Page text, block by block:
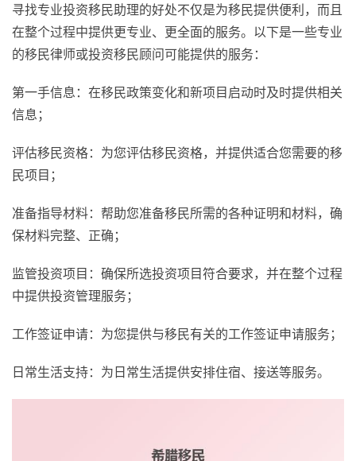
寻找专业投资移民助理的好处不仅是为移民提供便利，而且
在整个过程中提供更专业、更全面的服务。以下是一些专业
的移民律师或投资移民顾问可能提供的服务：
第一手信息：在移民政策变化和新项目启动时及时提供相关
信息；
评估移民资格：为您评估移民资格，并提供适合您需要的移
民项目；
准备指导材料：帮助您准备移民所需的各种证明和材料，确
保材料完整、正确；
监管投资项目：确保所选投资项目符合要求，并在整个过程
中提供投资管理服务；
工作签证申请：为您提供与移民有关的工作签证申请服务；
日常生活支持：为日常生活提供安排住宿、接送等服务。